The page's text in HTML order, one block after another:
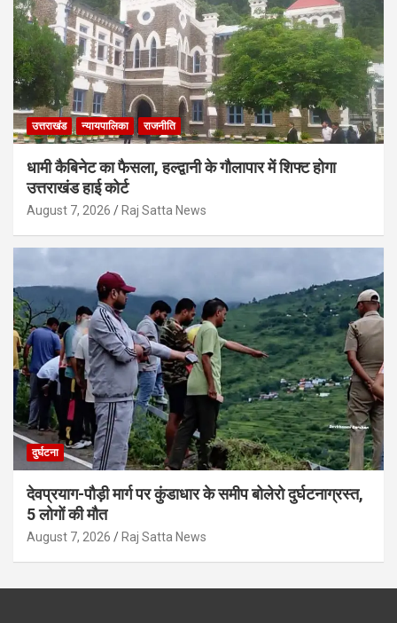
उत्तराखंड न्यायपालिका राजनीति
धामी कैबिनेट का फैसला, हल्द्वानी के गौलापार में शिफ्ट होगा
उत्तराखंड हाई कोर्ट
August 7, 2026 Raj Satta News
दुर्घटना
देवप्रयाग-पौड़ी मार्ग पर कुंडाधार के समीप बोलेरो दुर्घटनाग्रस्त,
5 लोगों की मौत
August 7, 2026 Raj Satta News